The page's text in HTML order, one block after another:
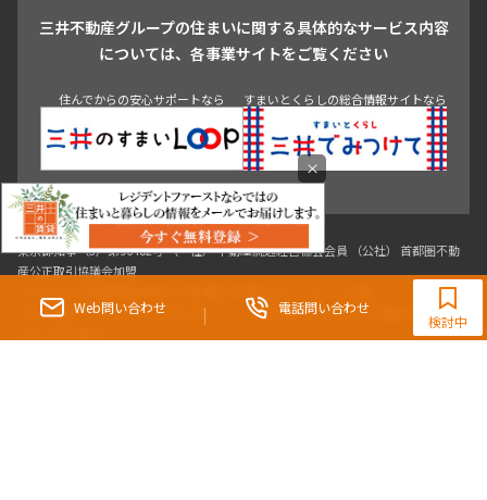
Web問い合わせ 電話問い合わせ
0120-321-364
9:30~18:00（水曜定休）
検討中
青山 渋谷 東京・大手町 新宿 品川
目黒・中目黒
三井不動産グループの住まいに関する具体的なサービス内容
については、各事業サイトをご覧ください
住んでからの安心サポートなら すまいとくらしの総合情報サイトなら
東京都知事（3）第96482号 （一社） 不動産流通経営協会会員 （公社） 首都圏不動
×